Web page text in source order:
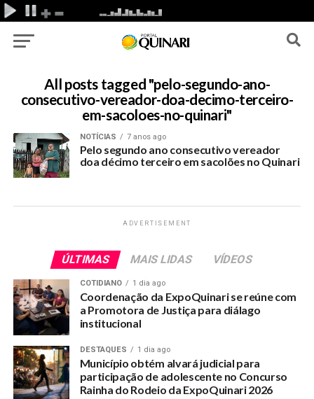
All posts tagged "pelo-segundo-ano-
consecutivo-vereador-doa-decimo-terceiro-
em-sacoloes-no-quinari"
NOTÍCIAS 7 anos ago
Pelo segundo ano consecutivo vereador
doa décimo terceiro em sacolões no Quinari
ADVERTISEMENT
ÚLTIMAS MAIS LIDAS VÍDEOS
COTIDIANO 1 dia ago
Coordenação da ExpoQuinari se reúne com
a Promotora de Justiça para diálago
institucional
DESTAQUES 1 dia ago
Município obtém alvará judicial para
participação de adolescente no Concurso
Rainha do Rodeio da ExpoQuinari 2026